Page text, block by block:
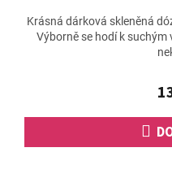
Krásná dárková skleněná
Výborně se hodí k suchým